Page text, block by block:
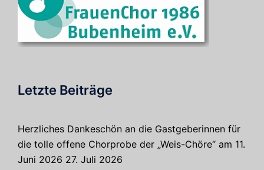
Letzte Beiträge
Herzliches Dankeschön an die Gastgeberinnen für
die tolle offene Chorprobe der „Weis-Chöre“ am 11.
Juni 2026 27. Juli 2026